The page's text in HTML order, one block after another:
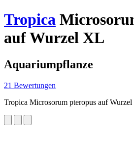
Tropica
auf Wurzel XL
Aquariumpflanze
21 Bewertungen
Tropica Microsorum pteropus auf